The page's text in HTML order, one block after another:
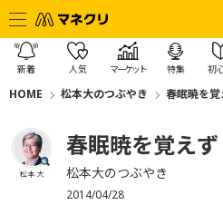
新着 人気 マーケット 特集 初
HOME 松本大のつぶやき 春眠暁を覚
松本 大
春眠暁を覚えず
松本大のつぶやき
2014/04/28